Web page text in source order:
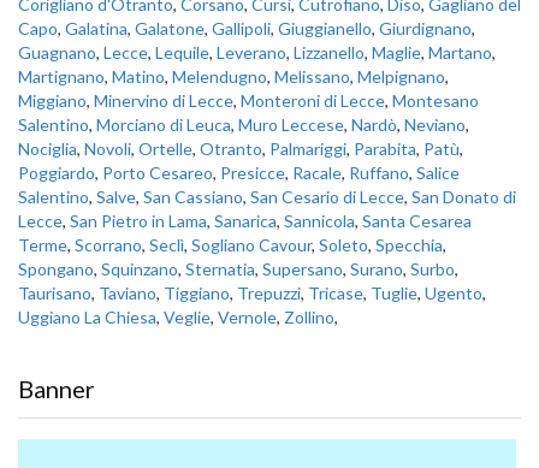
Corigliano d'Otranto, Corsano, Cursi, Cutrofiano, Diso, Gagliano del
Capo, Galatina, Galatone, Gallipoli, Giuggianello, Giurdignano,
Guagnano, Lecce, Lequile, Leverano, Lizzanello, Maglie, Martano,
Martignano, Matino, Melendugno, Melissano, Melpignano,
Miggiano, Minervino di Lecce, Monteroni di Lecce, Montesano
Salentino, Morciano di Leuca, Muro Leccese, Nardò, Neviano,
Nociglia, Novoli, Ortelle, Otranto, Palmariggi, Parabita, Patù,
Poggiardo, Porto Cesareo, Presicce, Racale, Ruffano, Salice
Salentino, Salve, San Cassiano, San Cesario di Lecce, San Donato di
Lecce, San Pietro in Lama, Sanarica, Sannicola, Santa Cesarea
Terme, Scorrano, Seclì, Sogliano Cavour, Soleto, Specchia,
Spongano, Squinzano, Sternatia, Supersano, Surano, Surbo,
Taurisano, Taviano, Tiggiano, Trepuzzi, Tricase, Tuglie, Ugento,
Uggiano La Chiesa, Veglie, Vernole, Zollino,
Banner